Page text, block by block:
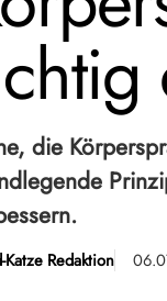
die
Katze Redaktion